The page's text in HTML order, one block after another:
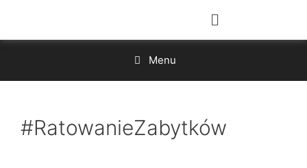
Menu
#RatowanieZabytków